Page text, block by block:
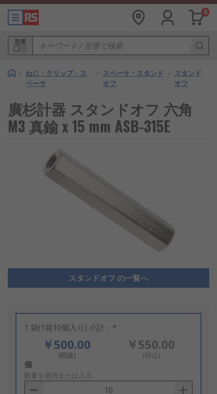
0
型番
/ ねじ・クリップ・ス
ペーサ
/ スペーサ・スタンド
オフ
/ スタンド
オフ
廣杉計器 スタンドオフ 六角
M3 真鍮 x 15 mm ASB-315E
スタンドオフ の一覧へ
1 袋(1袋10個入り) 小計：*
￥500.00
(税抜)
￥550.00
(税込)
Add
to
Basket
個
数量を選択または入力